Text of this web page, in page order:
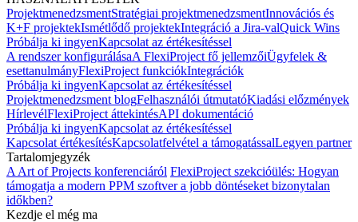
ProjektmenedzsmentStratégiai projektmenedzsmentInnovációs és
K+F projektekIsmétlődő projektekIntegráció a Jira-valQuick Wins
Próbálja ki ingyenKapcsolat az értékesítéssel
A rendszer konfigurálásaA FlexiProject fő jellemzőiÜgyfelek &
esettanulmányFlexiProject funkciókIntegrációk
Próbálja ki ingyenKapcsolat az értékesítéssel
Projektmenedzsment blogFelhasználói útmutatóKiadási előzmények
HírlevélFlexiProject áttekintésAPI dokumentáció
Próbálja ki ingyenKapcsolat az értékesítéssel
Kapcsolat értékesítésKapcsolatfelvétel a támogatássalLegyen partner
Tartalomjegyzék
A Art of Projects konferenciáról FlexiProject szekcióülés: Hogyan
támogatja a modern PPM szoftver a jobb döntéseket bizonytalan
időkben?
Kezdje el még ma